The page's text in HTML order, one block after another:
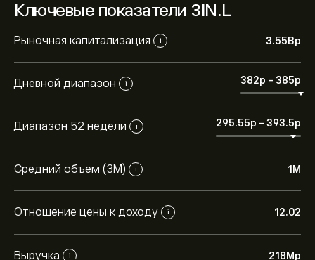
Ключевые показатели 3IN.L
Рыночная капитализация i 3.55B‎p‎
Дневной диапазон i 382‎p‎ - 385‎p‎
Диапазон 52 недели i 295.55‎p‎ - 393.5‎p‎
Средний объем (3М) i 1M
Отношение цены к доходу i 12.02
Выручка i 218M‎p‎